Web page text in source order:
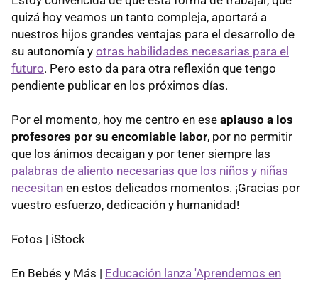
quizá hoy veamos un tanto compleja, aportará a
nuestros hijos grandes ventajas para el desarrollo de
su autonomía y otras habilidades necesarias para el
futuro. Pero esto da para otra reflexión que tengo
pendiente publicar en los próximos días.
Por el momento, hoy me centro en ese aplauso a los
profesores por su encomiable labor, por no permitir
que los ánimos decaigan y por tener siempre las
palabras de aliento necesarias que los niños y niñas
necesitan en estos delicados momentos. ¡Gracias por
vuestro esfuerzo, dedicación y humanidad!
Fotos | iStock
En Bebés y Más | Educación lanza 'Aprendemos en